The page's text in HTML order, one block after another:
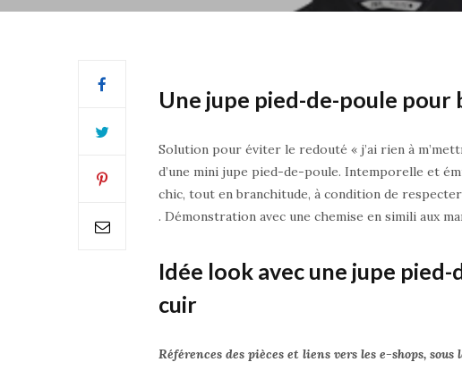
Une jupe pied-de-poule pour
Solution pour éviter le redouté « j’ai rien à
d’une mini jupe pied-de-poule. Intemporelle et
chic, tout en branchitude, à condition de
. Démonstration avec une chemise en simili aux
Idée look avec une jupe
cuir
Références des pièces et liens vers les e-shops, sous